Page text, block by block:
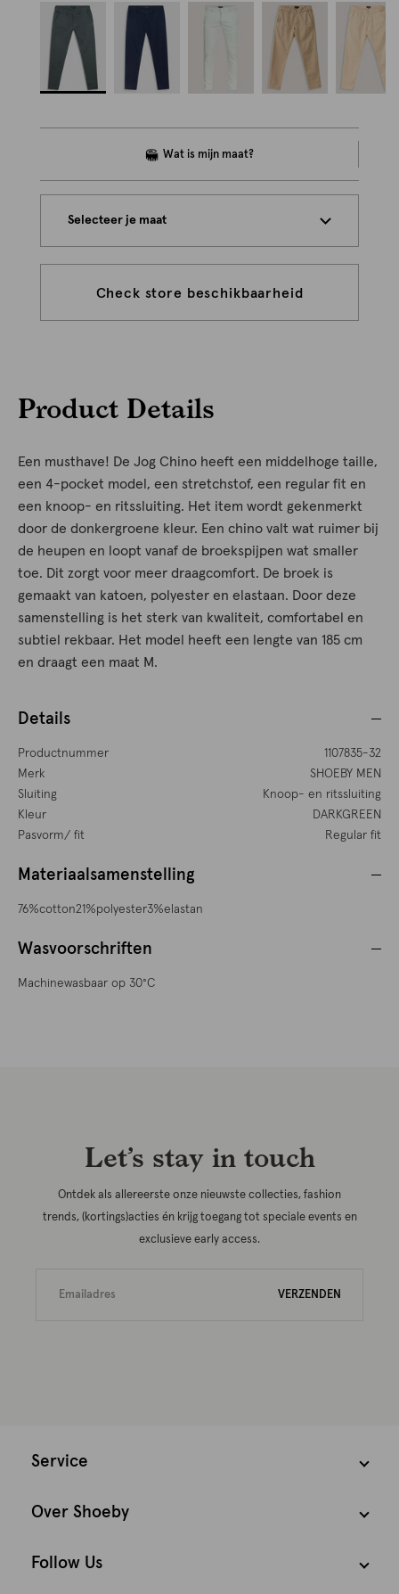
Selecteer je maat
Check store beschikbaarheid
Product Details
Een musthave! De Jog Chino heeft een middelhoge taille,
een 4-pocket model, een stretchstof, een regular fit en
een knoop- en ritssluiting. Het item wordt gekenmerkt
door de donkergroene kleur. Een chino valt wat ruimer bij
de heupen en loopt vanaf de broekspijpen wat smaller
toe. Dit zorgt voor meer draagcomfort. De broek is
gemaakt van katoen, polyester en elastaan. Door deze
samenstelling is het sterk van kwaliteit, comfortabel en
subtiel rekbaar. Het model heeft een lengte van 185 cm
en draagt een maat M.
Details
Productnummer
1107835-32
Merk
SHOEBY MEN
Sluiting
Knoop- en ritssluiting
Kleur
DARKGREEN
Pasvorm/ fit
Regular fit
Materiaalsamenstelling
76%cotton21%polyester3%elastan
Wasvoorschriften
Machinewasbaar op 30°C
Let’s stay in touch
Ontdek als allereerste onze nieuwste collecties, fashion
trends, (kortings)acties én krijg toegang tot speciale events en
exclusieve early access.
VERZENDEN
Service
Over Shoeby
Follow Us